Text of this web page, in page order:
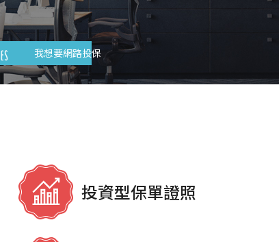
我想要網路投保
投資型保單證照